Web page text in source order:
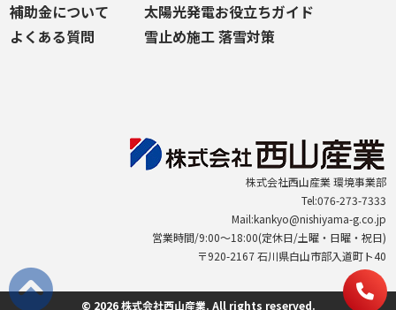
補助金について
よくある質問
太陽光発電お役立ちガイド
雪止め施工 落雪対策
株式会社西山産業 環境事業部
Tel:076-273-7333
Mail:kankyo@nishiyama-g.co.jp
営業時間/9:00～18:00(定休日/土曜・日曜・祝日)
〒920-2167 石川県白山市部入道町ト40
© 2026 株式会社西山産業. All rights reserved.